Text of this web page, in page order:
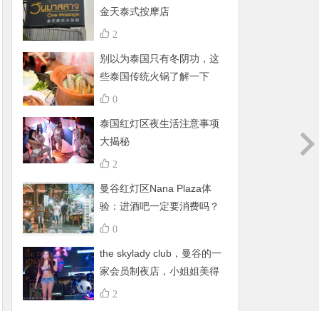
金天泰式按摩店
2
别以为泰国只有冬阴功，这
些泰国传统火锅了解一下
0
泰国红灯区夜生活注意事项
大揭秘
2
曼谷红灯区Nana Plaza体
验：进酒吧一定要消费吗？
有什么禁忌呢？
0
the skylady club，曼谷的一
家会员制夜店，小姐姐美得
不得了，组团更嗨
2